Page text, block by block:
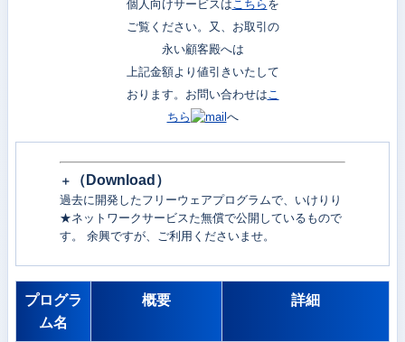
個人向けサービスは こちら を
ご覧ください。又、お取引の
永い顧客殿へは
上記金額より値引きいたして
おります。お問い合わせは こ
ちら
へ
＋ （ Download）
過去に開発したフリーウェアプログラムで、いけりり
★ネットワークサービスた無償で公開しているもので
す。 余興ですが、ご利用くださいませ。
プログラ
ム名
概要 詳細